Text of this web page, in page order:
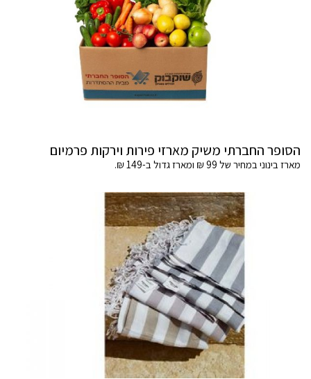
הסופר החברתי משיק מארזי פירות וירקות פרמיום
מארז בינוני במחיר של 99 ₪ ומארז גדול ב-149 ₪.